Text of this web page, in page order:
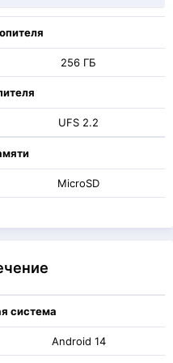
256 ГБ
UFS 2.2
MicroSD
система
Android 14